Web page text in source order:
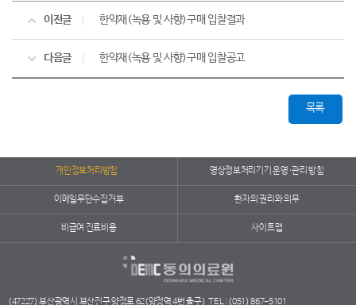
이전글 한약재(녹용 및 사향)구매 입찰결과
다음글 한약재(녹용 및 사향)구매 입찰공고
목록
개인정보처리방침 영상정보처리기기 운영·관리 방침
이메일무단수집거부 환자의 권리와 의무
비급여 진료비용 사이트맵
(47227) 부산광역시 부산진구 양정로 62(양정역 4번 출구) TEL : (051) 867-5101